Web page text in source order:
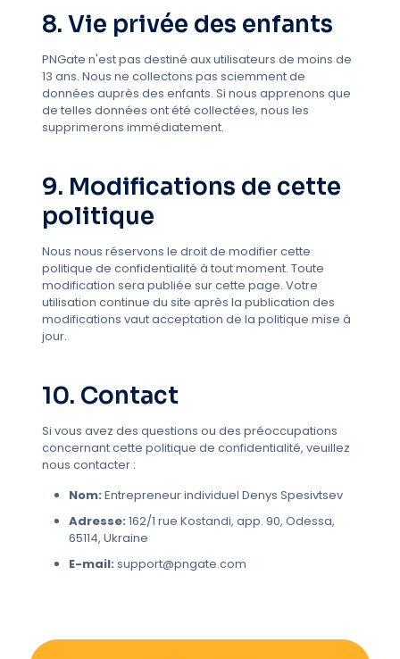
8. Vie privée des enfants
PNGate n'est pas destiné aux utilisateurs de moins de
13 ans. Nous ne collectons pas sciemment de
données auprès des enfants. Si nous apprenons que
de telles données ont été collectées, nous les
supprimerons immédiatement.
9. Modifications de cette
politique
Nous nous réservons le droit de modifier cette
politique de confidentialité à tout moment. Toute
modification sera publiée sur cette page. Votre
utilisation continue du site après la publication des
modifications vaut acceptation de la politique mise à
jour.
10. Contact
Si vous avez des questions ou des préoccupations
concernant cette politique de confidentialité, veuillez
nous contacter :
Nom: Entrepreneur individuel Denys Spesivtsev
Adresse: 162/1 rue Kostandi, app. 90, Odessa,
65114, Ukraine
E-mail: support@pngate.com